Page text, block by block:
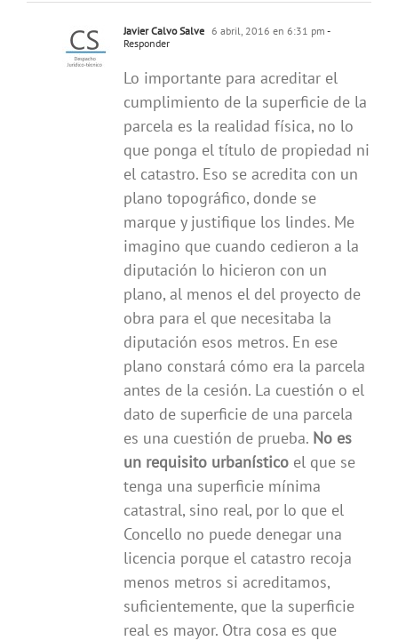
Javier Calvo Salve 6 abril, 2016 en 6:31 pm -
Responder
Lo importante para acreditar el
cumplimiento de la superficie de la
parcela es la realidad física, no lo
que ponga el título de propiedad ni
el catastro. Eso se acredita con un
plano topográfico, donde se
marque y justifique los lindes. Me
imagino que cuando cedieron a la
diputación lo hicieron con un
plano, al menos el del proyecto de
obra para el que necesitaba la
diputación esos metros. En ese
plano constará cómo era la parcela
antes de la cesión. La cuestión o el
dato de superficie de una parcela
es una cuestión de prueba. No es
un requisito urbanístico el que se
tenga una superficie mínima
catastral, sino real, por lo que el
Concello no puede denegar una
licencia porque el catastro recoja
menos metros si acreditamos,
suficientemente, que la superficie
real es mayor. Otra cosa es que